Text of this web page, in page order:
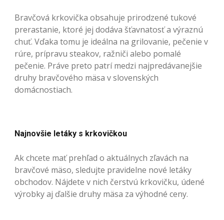
Bravčová krkovička obsahuje prirodzené tukové
prerastanie, ktoré jej dodáva šťavnatosť a výraznú
chuť. Vďaka tomu je ideálna na grilovanie, pečenie v
rúre, prípravu steakov, ražniči alebo pomalé
pečenie. Práve preto patrí medzi najpredávanejšie
druhy bravčového mäsa v slovenských
domácnostiach.
Najnovšie letáky s krkovičkou
Ak chcete mať prehľad o aktuálnych zľavách na
bravčové mäso, sledujte pravidelne nové letáky
obchodov. Nájdete v nich čerstvú krkovičku, údené
výrobky aj ďalšie druhy mäsa za výhodné ceny.